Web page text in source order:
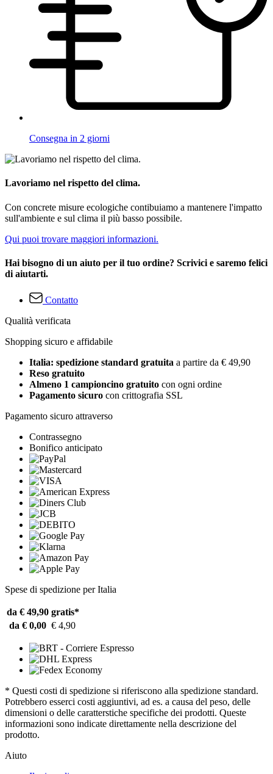
Consegna in 2 giorni
Lavoriamo nel rispetto del clima.
Con concrete misure ecologiche contibuiamo a mantenere l'impatto
sull'ambiente e sul clima il più basso possibile.
Qui puoi trovare maggiori informazioni.
Hai bisogno di un aiuto per il tuo ordine? Scrivici e saremo felici
di aiutarti.
Contatto
Qualità verificata
Shopping sicuro e affidabile
Italia: spedizione standard gratuita a partire da € 49,90
Reso gratuito
Almeno 1 campioncino gratuito con ogni ordine
Pagamento sicuro con crittografia SSL
Pagamento sicuro attraverso
Contrassegno
Bonifico anticipato
Spese di spedizione per Italia
da € 49,90 gratis*
da € 0,00 € 4,90
* Questi costi di spedizione si riferiscono alla spedizione standard.
Potrebbero esserci costi aggiuntivi, ad es. a causa del peso, delle
dimensioni o delle caratterstiche specifiche dei prodotti. Queste
informazioni sono indicate direttamente nella descrizione del
prodotto.
Aiuto